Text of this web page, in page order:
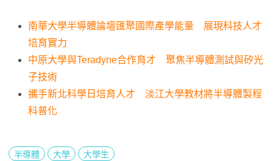
南華大學半導體論壇匯聚國際產學能量 展現科技人才
培育實力
中原大學與Teradyne合作育才 聚焦半導體測試與矽光
子技術
攜手新北科學日培育人才 淡江大學教材將半導體製程
科普化
半導體 大學 大學生